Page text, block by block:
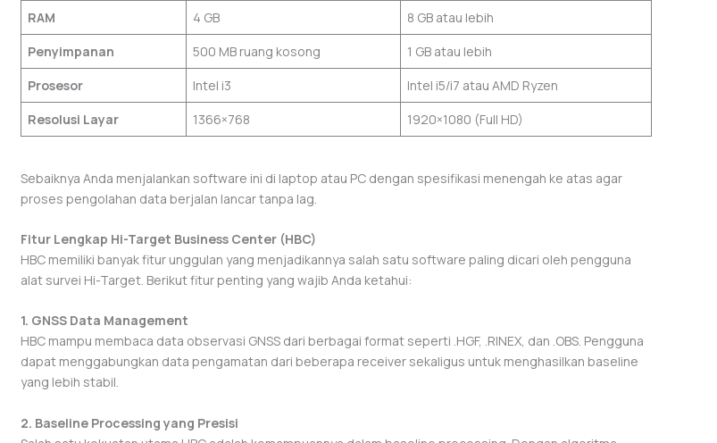
RAM
4 GB
8 GB atau lebih
Penyimpanan
500 MB ruang kosong
1 GB atau lebih
Prosesor
Intel i3
Intel i5/i7 atau AMD Ryzen
Resolusi Layar
1366×768 1920×1080 (Full HD)
Sebaiknya Anda menjalankan software ini di laptop atau PC dengan spesifikasi menengah ke atas agar
proses pengolahan data berjalan lancar tanpa lag.
Fitur Lengkap Hi-Target Business Center (HBC)
HBC memiliki banyak fitur unggulan yang menjadikannya salah satu software paling dicari oleh pengguna
alat survei Hi-Target. Berikut fitur penting yang wajib Anda ketahui:
1. GNSS Data Management
HBC mampu membaca data observasi GNSS dari berbagai format seperti .HGF, .RINEX, dan .OBS. Pengguna
dapat menggabungkan data pengamatan dari beberapa receiver sekaligus untuk menghasilkan baseline
yang lebih stabil.
2. Baseline Processing yang Presisi